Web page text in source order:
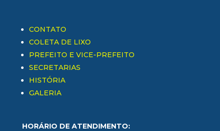
CONTATO
COLETA DE LIXO
PREFEITO E VICE-PREFEITO
SECRETARIAS
HISTÓRIA
GALERIA
HORÁRIO DE ATENDIMENTO: